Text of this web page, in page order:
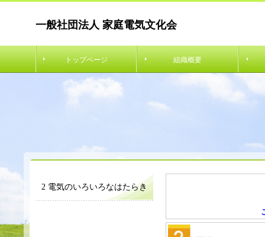
一般社団法人 家庭電気文化会
トップページ 組織概要
2 電気のいろいろなはたらき